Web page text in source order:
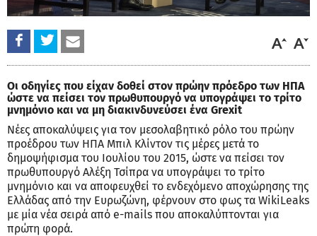
Οι οδηγίες που είχαν δοθεί στον πρώην πρόεδρο των ΗΠΑ
ώστε να πείσει τον πρωθυπουργό να υπογράψει το τρίτο
μνημόνιο και να μη διακινδυνεύσει ένα Grexit
Νέες αποκαλύψεις για τον μεσολαβητικό ρόλο του πρώην
προέδρου των ΗΠΑ Μπιλ Κλίντον τις μέρες μετά το
δημοψήφισμα του Ιουλίου του 2015, ώστε να πείσει τον
πρωθυπουργό Αλέξη Τσίπρα να υπογράψει το τρίτο
μνημόνιο και να αποφευχθεί το ενδεχόμενο αποχώρησης της
Ελλάδας από την Ευρωζώνη, φέρνουν στο φως τα WikiLeaks
με μία νέα σειρά από e-mails που αποκαλύπτονται για
πρώτη φορά.